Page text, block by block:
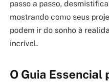
passo a passo,
mostrando como seus
podem ir do sonho à
incrível.
O Guia Essencial